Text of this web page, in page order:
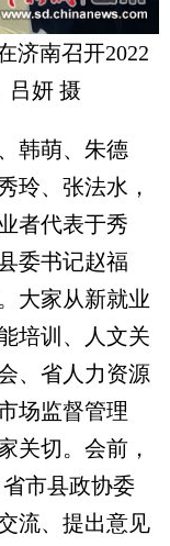
济南召开2022
吕妍 摄
韩萌、朱德
玲、张法水，
者代表于秀
委书记赵福
大家从新就业
培训、人文关
、省人力资源
场监督管理
关切。会前，
市县政协委
流、提出意见